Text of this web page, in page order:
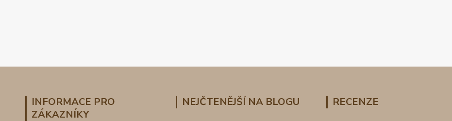
INFORMACE PRO
ZÁKAZNÍKY
NEJČTENĚJŠÍ NA BLOGU RECENZE